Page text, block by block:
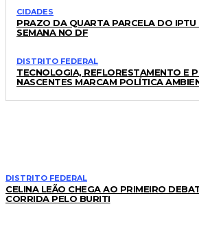
CIDADES
PRAZO DA QUARTA PARCELA DO
SEMANA NO DF
DISTRITO FEDERAL
TECNOLOGIA, REFLORESTAMENTO E
NASCENTES MARCAM POLÍTICA
DISTRITO FEDERAL
CELINA LEÃO CHEGA AO PRIMEIRO
CORRIDA PELO BURITI